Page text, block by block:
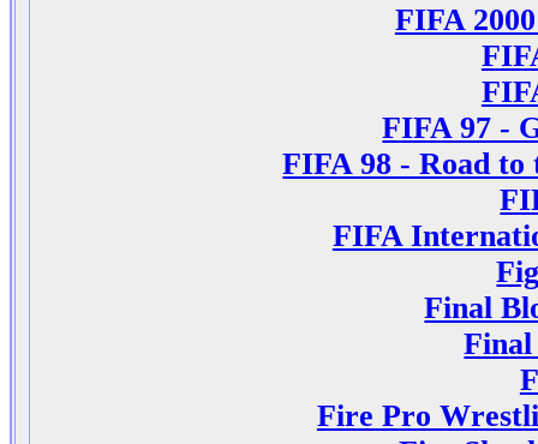
FIFA
FIFA 97 -
FIFA 98 - Road
FIFA
Final
Final
Fire Pro